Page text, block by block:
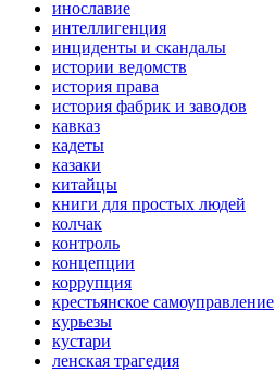
инославие
интеллигенция
инциденты и скандалы
истории ведомств
история права
история фабрик и заводов
кавказ
кадеты
казаки
китайцы
книги для простых людей
колчак
контроль
концепции
коррупция
крестьянское самоуправление
курьезы
кустари
ленская трагедия